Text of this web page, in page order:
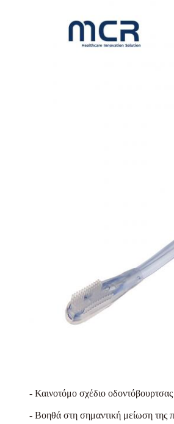
- Καινοτόμο σχέδιο
- Βοηθά στη σημαντική μείωση της